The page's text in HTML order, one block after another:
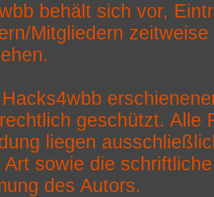
behält sich vor,
Mitgliedern
geschützt. Alle
liegen
Art sowie die
des Autors.